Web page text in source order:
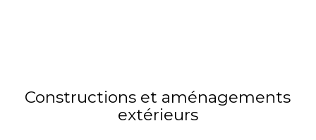
Constructions et aménagements
extérieurs